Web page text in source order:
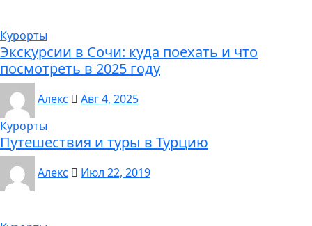
Курорты
Экскурсии в Сочи: куда поехать и что
посмотреть в 2025 году
Алекс
Авг 4, 2025
Курорты
Путешествия и туры в Турцию
Алекс Июл 22, 2019